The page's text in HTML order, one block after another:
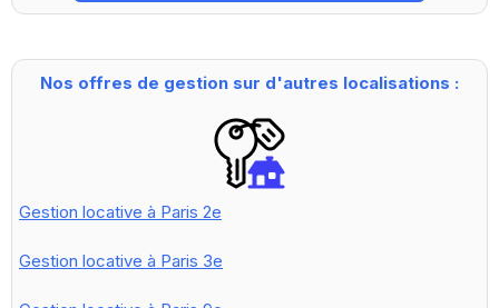
Nos offres de gestion sur d'autres localisations :
Gestion locative à Paris 2e
Gestion locative à Paris 3e